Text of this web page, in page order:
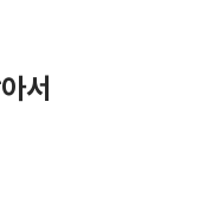
서